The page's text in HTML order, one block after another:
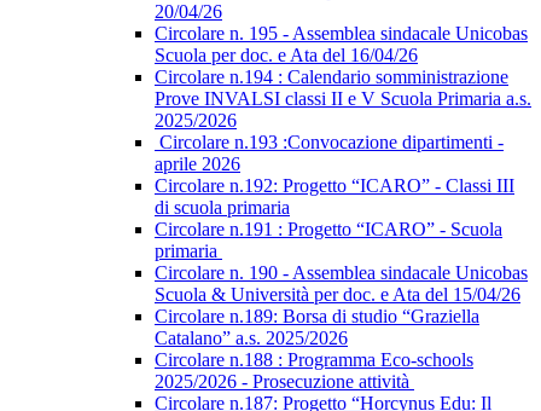
20/04/26
Circolare n. 195 - Assemblea sindacale Unicobas
Scuola per doc. e Ata del 16/04/26
Circolare n.194 : Calendario somministrazione
Prove INVALSI classi II e V Scuola Primaria a.s.
2025/2026
Circolare n.193 :Convocazione dipartimenti -
aprile 2026
Circolare n.192: Progetto “ICARO” - Classi III
di scuola primaria
Circolare n.191 : Progetto “ICARO” - Scuola
primaria
Circolare n. 190 - Assemblea sindacale Unicobas
Scuola & Università per doc. e Ata del 15/04/26
Circolare n.189: Borsa di studio “Graziella
Catalano” a.s. 2025/2026
Circolare n.188 : Programma Eco-schools
2025/2026 - Prosecuzione attività
Circolare n.187: Progetto “Horcynus Edu: Il